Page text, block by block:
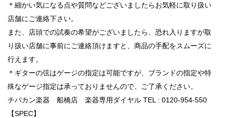
＊細かい気になる点や質問などございましたらお気軽に取り扱い
店舗にご連絡下さい。
また、店頭での試奏の希望がございましたら、恐れ入りますが取
り扱い店舗に事前にご連絡頂けますと、商品の手配をスムーズに
行えます。
＊ギターの弦はゲージの指定は可能ですが、ブランドの指定や特
殊なゲージ指定は承っておりませんので、ご了承ください。
チバカン楽器 船橋店 楽器専用ダイヤル TEL : 0120-954-550
【SPEC】